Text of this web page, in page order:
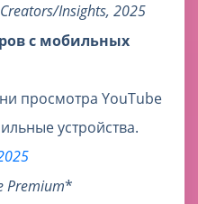
Insights, 2025
с мобильных
просмотра YouTube
устройства.
Premium*